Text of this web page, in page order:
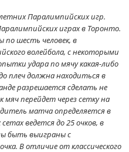
Паралимпийских игр.
играх в Торонто.
по шесть человек, в
волейбола, с некоторыми
удара по мячу какая-либо
плеч должна находиться в
разрешается сделать не
мяч перейдет через сетку на
матча определяется в
ведется до 25 очков, в
быть выиграны с
В отличие от классического